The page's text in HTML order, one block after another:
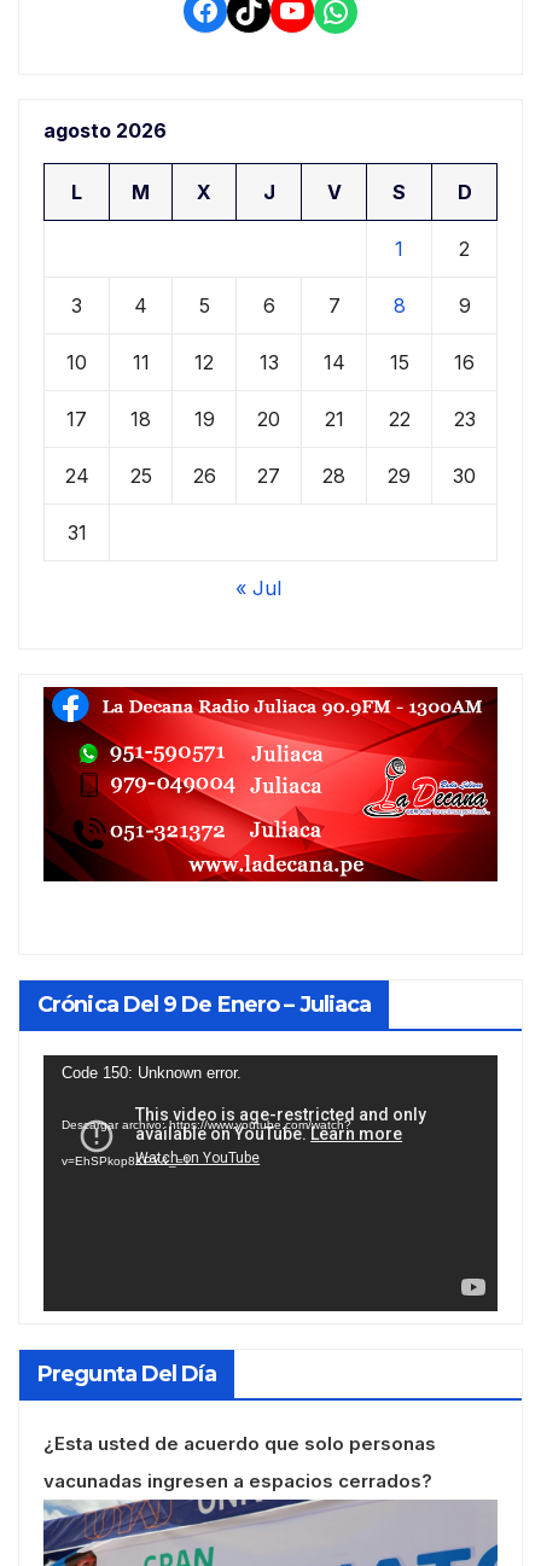
Facebook
TikTokYouTube
WhatsApp
agosto 2026
L M X J V S D
1 2
3 4 5 6 7 8 9
10 11 12 13 14 15 16
17 18 19 20 21 22 23
24 25 26 27 28 29 30
31
« Jul
Crónica Del 9 De Enero – Juliaca
Reproductor
vídeo
Code 150: Unknown error.
Descargar archivo: https://www.youtube.com/watch?
v=EhSPkop8KPY&_=1
Pregunta Del Día
¿Esta usted de acuerdo que solo personas
vacunadas ingresen a espacios cerrados?